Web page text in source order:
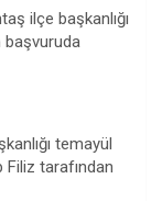
ilçe başkanlığı
başvuruda
temayül
Filiz tarafından